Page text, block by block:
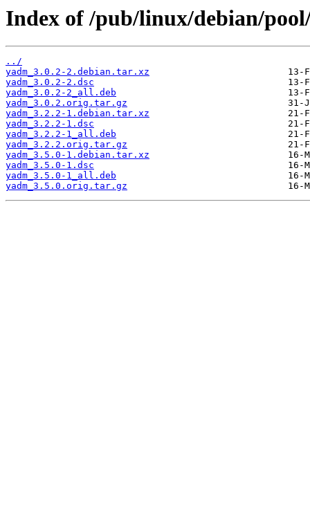
Index of /pub/linux/debian/
../
yadm_3.0.2-2.debian.tar.xz
yadm_3.0.2-2.dsc
yadm_3.0.2-2_all.deb
yadm_3.0.2.orig.tar.gz
yadm_3.2.2-1.debian.tar.xz
yadm_3.2.2-1.dsc
yadm_3.2.2-1_all.deb
yadm_3.2.2.orig.tar.gz
yadm_3.5.0-1.debian.tar.xz
yadm_3.5.0-1.dsc
yadm_3.5.0-1_all.deb
yadm_3.5.0.orig.tar.gz